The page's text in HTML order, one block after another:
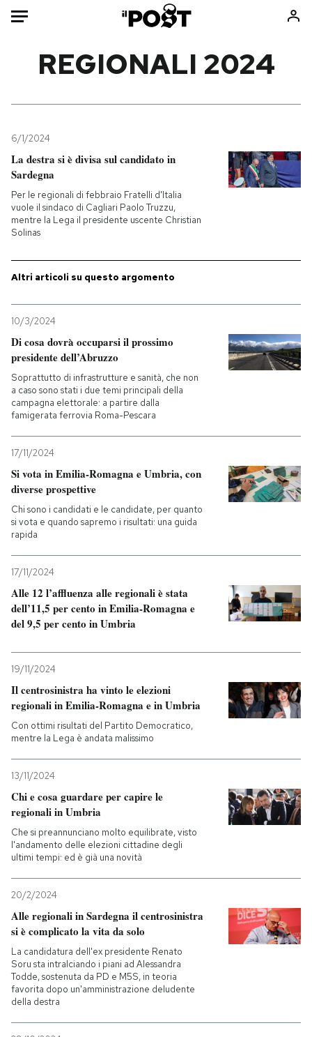
Mondo
Politica
Tecnologia
Internet
Scienza
Economia
Sport
Consumismi
Ok Boomer!
Media
Altrecose
PODCAST
NEWSLETTER
SHOP
CALENDARIO
AREA PERSONALE
Entra
REGIONALI 2024
6/1/2024
La destra si è divisa sul candidato in
Sardegna
Per le regionali di febbraio Fratelli d'Italia
vuole il sindaco di Cagliari Paolo Truzzu,
mentre la Lega il presidente uscente Christian
Solinas
Altri articoli su questo argomento
10/3/2024
Di cosa dovrà occuparsi il prossimo
presidente dell’Abruzzo
Soprattutto di infrastrutture e sanità, che non
a caso sono stati i due temi principali della
campagna elettorale: a partire dalla
famigerata ferrovia Roma-Pescara
17/11/2024
Si vota in Emilia-Romagna e Umbria, con
diverse prospettive
Chi sono i candidati e le candidate, per quanto
si vota e quando sapremo i risultati: una guida
rapida
17/11/2024
Alle 12 l’affluenza alle regionali è stata
dell’11,5 per cento in Emilia-Romagna e
del 9,5 per cento in Umbria
19/11/2024
Il centrosinistra ha vinto le elezioni
regionali in Emilia-Romagna e in Umbria
Con ottimi risultati del Partito Democratico,
mentre la Lega è andata malissimo
13/11/2024
Chi e cosa guardare per capire le
regionali in Umbria
Che si preannunciano molto equilibrate, visto
l'andamento delle elezioni cittadine degli
ultimi tempi: ed è già una novità
20/2/2024
Alle regionali in Sardegna il centrosinistra
si è complicato la vita da solo
La candidatura dell'ex presidente Renato
Soru sta intralciando i piani ad Alessandra
Todde, sostenuta da PD e M5S, in teoria
favorita dopo un'amministrazione deludente
della destra